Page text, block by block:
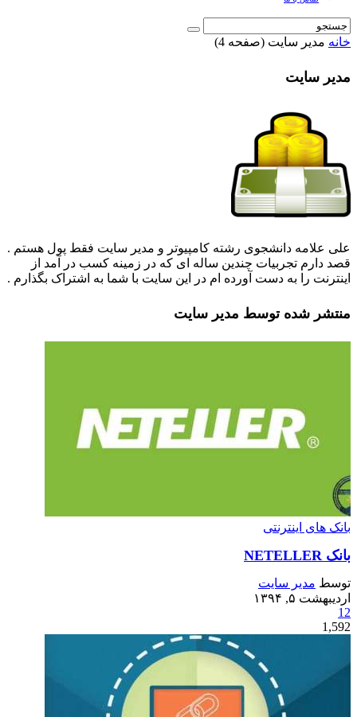
خانه مدیر سایت (صفحه 4)
مدیر سایت
علی علامه دانشجوی رشته کامپیوتر و مدیر سایت فقط پول هستم .
قصد دارم تجربیات چندین ساله ای که در زمینه کسب در آمد از
اینترنت را به دست آورده ام در این سایت با شما به اشتراک بگذارم .
منتشر شده توسط مدیر سایت
بانک های اینترنتی
بانک NETELLER
توسط مدیر سایت
اردیبهشت ۵, ۱۳۹۴
12
1,592